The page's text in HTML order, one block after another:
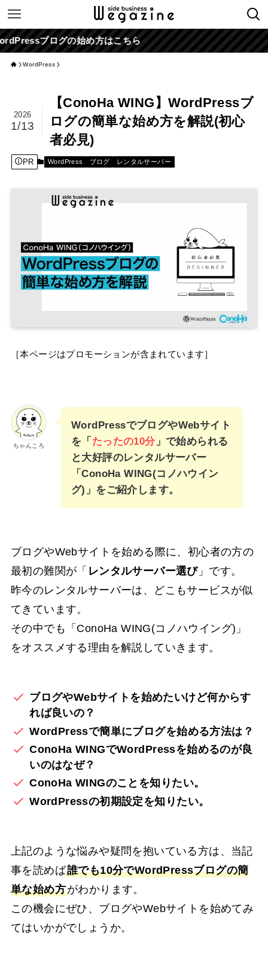
グの始め方はこちら
WordPress
【ConoHa WING】WordPressブ
ログの簡単な始め方を解説(初心
者必見)
2026
1/13
PR WordPress ブログ レンタルサーバー
［本ページはプロモーションが含まれています］
ちゃんころ
WordPressでブログやWebサイト
を「 たったの10分 」で始められる
と大好評のレンタルサーバー
「ConoHa WING(コノハウイン
グ)」をご紹介します。
ブログやWebサイトを始める際に、初心者の方の
最初の難関が「 レンタルサーバー選び」です。
昨今のレンタルサーバーは、どこもサービスが似
てきています。
その中でも「ConoHa WING(コノハウイング)」
をオススメする理由を解説していきます。
ブログやWebサイトを始めたいけど何からす
れば良いの？
WordPressで簡単にブログを始める方法は？
ConoHa WINGでWordPressを始めるのが良
いのはなぜ？
ConoHa WINGのことを知りたい。
WordPressの初期設定を知りたい。
上記のような悩みや疑問を抱いている方は、当記
事を読めば誰でも10分でWordPressブログの簡
単な始め方がわかります。
この機会にぜひ、ブログやWebサイトを始めてみ
てはいかがでしょうか。